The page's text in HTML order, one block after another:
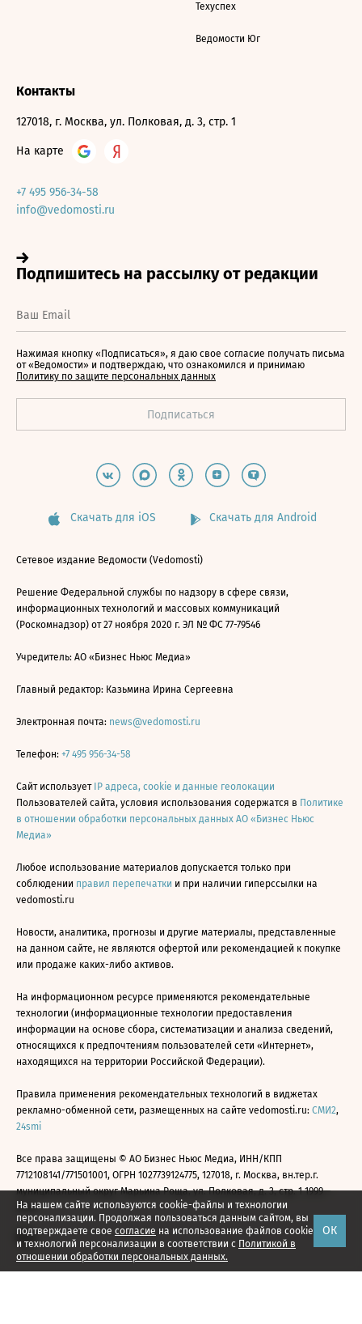
На нашем сайте используются cookie-файлы и технологии
персонализации. Продолжая пользоваться данным сайтом, вы
подтверждаете свое согласие на использование файлов cookie
и технологий персонализации в соответствии с Политикой в
отношении обработки персональных данных.
ОК
Техуспех
Ведомости Юг
Контакты
127018, г. Москва, ул. Полковая, д. 3, стр. 1
На карте
+7 495 956-34-58
info@vedomosti.ru
Нажимая кнопку «Подписаться», я даю свое согласие получать письма
от «Ведомости» и подтверждаю, что ознакомился и принимаю
Политику по защите персональных данных
Скачать для iOS Скачать для Android
Сетевое издание Ведомости (Vedomosti)
Решение Федеральной службы по надзору в сфере связи,
информационных технологий и массовых коммуникаций
(Роскомнадзор) от 27 ноября 2020 г. ЭЛ № ФС 77-79546
Учредитель: АО «Бизнес Ньюс Медиа»
Главный редактор: Казьмина Ирина Сергеевна
Электронная почта: news@vedomosti.ru
Телефон: +7 495 956-34-58
Сайт использует IP адреса, cookie и данные геолокации
Пользователей сайта, условия использования содержатся в Политике
в отношении обработки персональных данных АО «Бизнес Ньюс
Медиа»
Любое использование материалов допускается только при
соблюдении правил перепечатки и при наличии гиперссылки на
vedomosti.ru
Новости, аналитика, прогнозы и другие материалы, представленные
на данном сайте, не являются офертой или рекомендацией к покупке
или продаже каких-либо активов.
На информационном ресурсе применяются рекомендательные
технологии (информационные технологии предоставления
информации на основе сбора, систематизации и анализа сведений,
относящихся к предпочтениям пользователей сети «Интернет»,
находящихся на территории Российской Федерации).
Правила применения рекомендательных технологий в виджетах
рекламно-обменной сети, размещенных на сайте vedomosti.ru: СМИ2,
24smi
Все права защищены © АО Бизнес Ньюс Медиа, ИНН/КПП
7712108141/771501001, ОГРН 1027739124775, 127018, г. Москва, вн.тер.г.
муниципальный округ Марьина Роща, ул. Полковая, д. 3, стр. 1 1999—
2026